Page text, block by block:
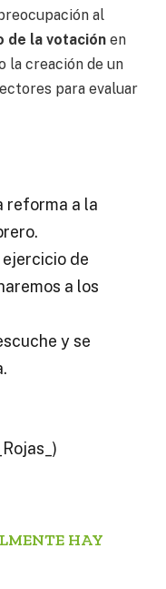
al
de la votación en
la creación de un
para evaluar
reforma a la
de
a los
y se
HAY